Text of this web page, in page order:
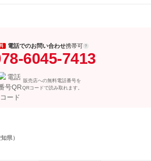
電話でのお問い合わせ携帯可
6045-7413
販売店への無料電話番号を
QRコードで読み取れます。
県）